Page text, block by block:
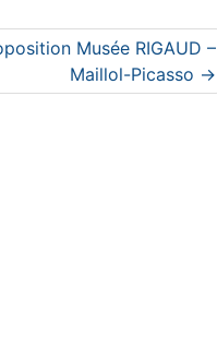
Musée RIGAUD –
Maillol-Picasso